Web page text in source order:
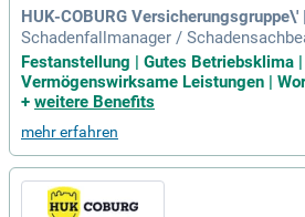
HUK-COBURG Versicherungsgruppe\'
Schadenfallmanager /
versicherung in Gießen (w/m/d):
nd: Beschäftigungsart Vollzeit;
en; Befristungsart Unbefristet;
Festanstellung | Gutes Betriebsklima
Vermögenswirksame Leistungen |
+ weitere Benefits
mehr erfahren